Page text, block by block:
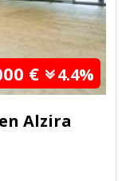
€ 4.4%
Alzira